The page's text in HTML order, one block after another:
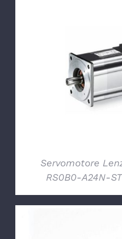
Servomotore
RS0B0-A24N-